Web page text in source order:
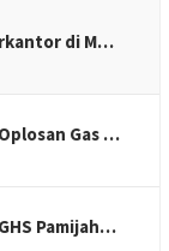
di M…
Gas …
Pamijah…